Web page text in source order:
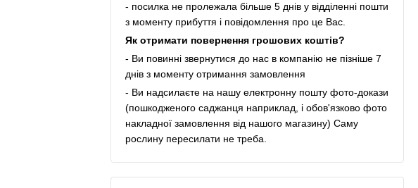
- посилка не пролежала більше 5 днів у відділенні пошти
з моменту прибуття і повідомлення про це Вас.
Як отримати повернення грошових коштів?
- Ви повинні звернутися до нас в компанію не пізніше 7
днів з моменту отримання замовлення
- Ви надсилаєте на нашу електронну пошту фото-докази
(пошкодженого саджанця наприклад, і обов'язково фото
накладної замовлення від нашого магазину) Саму
рослину пересилати не треба.